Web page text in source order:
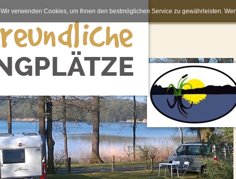
Wir verwenden Cookies, um Ihnen den bestmöglichen Service zu gewährleisten.